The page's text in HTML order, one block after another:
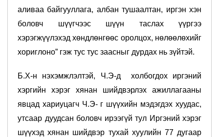
аливаа байгууллага, албан тушаалтан, иргэн хэн
боловч шүүгчээс шүүн таслах үүргээ
хэрэгжүүлэхэд хөндлөнгөөс оролцох, нөлөөлөхийг
хориглоно” гэж тус тус заасныг дурдах нь зүйтэй.
Б.Х-н нэхэмжлэлтэй, Ч.Э-д холбогдох иргэний
хэргийн хэрэг хянан шийдвэрлэх ажиллагааны
явцад хариуцагч Ч.Э- г шүүхийн мэдэгдэх хуудас,
утсаар дуудсан боловч ирээгүй тул Иргэний хэрэг
шүүхэд хянан шийдвэр тухай хуулийн 77 дугаар